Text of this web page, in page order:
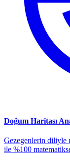
Doğum Haritası
Gezegenlerin diliyle
ile %100